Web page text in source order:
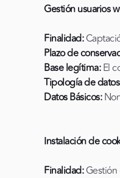
Gestión usuarios
Finalidad:
Plazo de
Base legítima:El
Tipología de
Datos Básicos:
Instalación de
Finalidad:Gestión